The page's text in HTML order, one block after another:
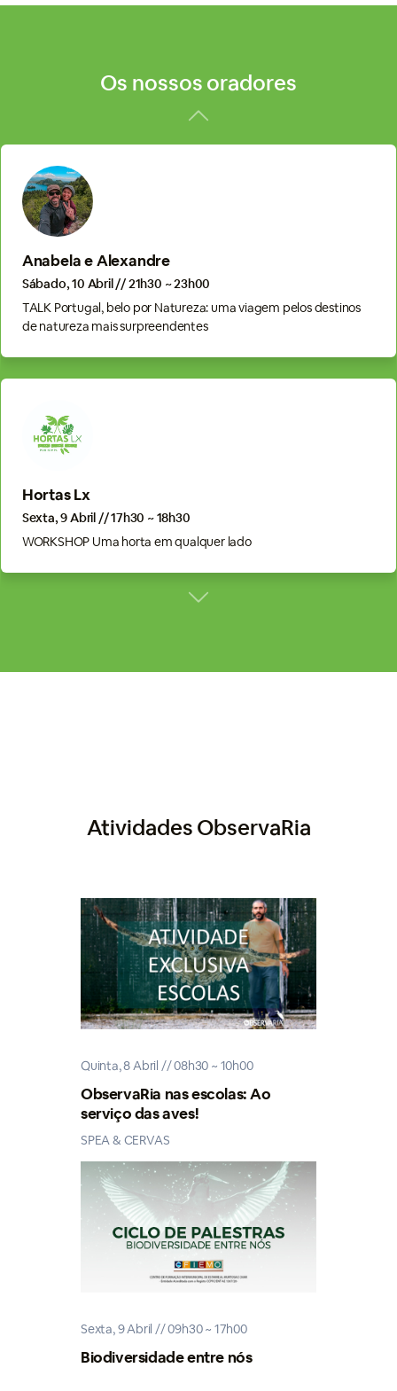
Os nossos oradores
Anabela e Alexandre
Sábado, 10 Abril // 21h30 ~ 23h00
TALK Portugal, belo por Natureza: uma viagem pelos destinos
de natureza mais surpreendentes
Hortas Lx
Sexta, 9 Abril // 17h30 ~ 18h30
WORKSHOP Uma horta em qualquer lado
Atividades ObservaRia
Quinta, 8 Abril // 08h30 ~ 10h00
ObservaRia nas escolas: Ao
serviço das aves!
SPEA & CERVAS
Sexta, 9 Abril // 09h30 ~ 17h00
Biodiversidade entre nós